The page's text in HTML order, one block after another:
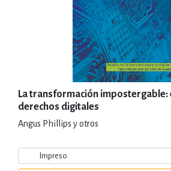
La transformación
derechos digitales
Angus Phillips y otros
Impreso